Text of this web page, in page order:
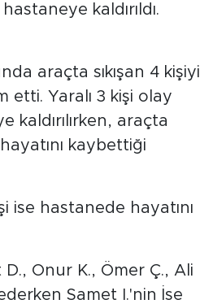
kaldırıldı.
araçta sıkışan 4 kişiyi
etti. Yaralı 3 kişi olay
araçta
kaybettiği
ise hastanede hayatını
Onur K., Ömer Ç., Ali
Samet I.'nin İse